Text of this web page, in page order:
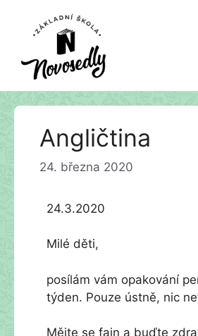
Přeskočit
Angličtina
24. března 2020
24.3.2020
Milé děti,
posílám vám opakování
týden. Pouze ústně, nic
Mějte se fajn a buďte